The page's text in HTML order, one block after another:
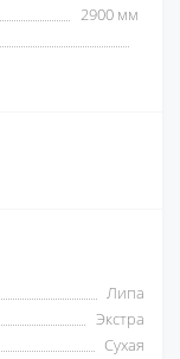
2900 мм
Липа
Экстра
Сухая